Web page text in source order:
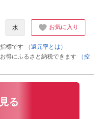
水 お気に入り
標です
（還元率とは）
得にふるさと納税できます
（控
る